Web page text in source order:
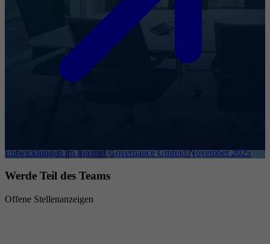
Entwicklungen im Internet Governance Umfeld November 2025
Werde Teil des Teams
Offene Stellenanzeigen